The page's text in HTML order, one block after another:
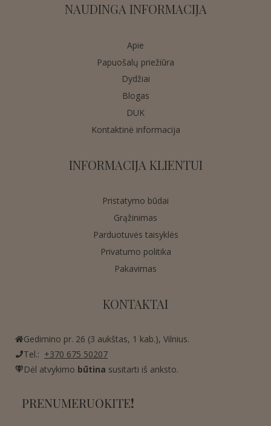
NAUDINGA INFORMACIJA
Apie
Papuošalų priežiūra
Dydžiai
Blogas
DUK
Kontaktinė informacija
INFORMACIJA KLIENTUI
Pristatymo būdai
Grąžinimas
Parduotuvės taisyklės
Privatumo politika
Pakavimas
KONTAKTAI
Gedimino pr. 26 (3 aukštas, 1 kab.), Vilnius.
Tel.: +370 675 50207
Dėl atvykimo būtina susitarti iš anksto.
PRENUMERUOKITE!